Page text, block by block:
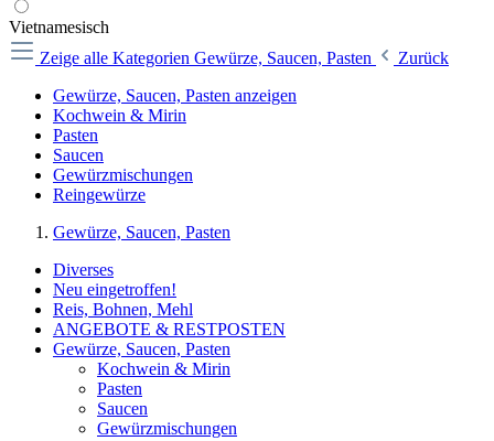
Vietnamesisch
Zeige alle Kategorien Gewürze, Saucen, Pasten
Zurück
Gewürze, Saucen, Pasten anzeigen
Kochwein & Mirin
Pasten
Saucen
Gewürzmischungen
Reingewürze
Gewürze, Saucen, Pasten
Diverses
Neu eingetroffen!
Reis, Bohnen, Mehl
ANGEBOTE & RESTPOSTEN
Gewürze, Saucen, Pasten
Kochwein & Mirin
Pasten
Saucen
Gewürzmischungen